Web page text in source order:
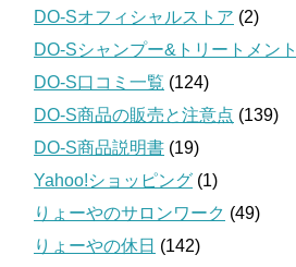
DO-Sオフィシャルストア (2)
DO-Sシャンプー&トリートメント
DO-S口コミ一覧 (124)
DO-S商品の販売と注意点 (139)
DO-S商品説明書 (19)
Yahoo!ショッピング (1)
りょーやのサロンワーク (49)
りょーやの休日 (142)